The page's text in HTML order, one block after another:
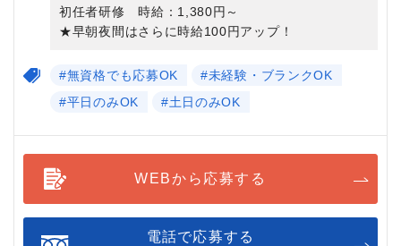
初任者研修 時給：1,380円～
★早朝夜間はさらに時給100円アップ！
#無資格でも応募OK
#未経験・ブランクOK
#平日のみOK
#土日のみOK
WEBから応募する
電話で応募する